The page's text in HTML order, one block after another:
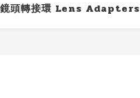
鏡頭轉接環 Lens Adapters